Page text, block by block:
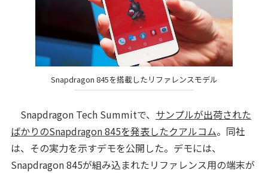
Snapdragon 845を搭載したリファレンスモデル
Snapdragon Tech Summitで、 サンプルが出荷された
ばかりのSnapdragon 845を発表したクアルコム。同社
は、その実力を示すデモを公開した。デモには、
Snapdragon 845が組み込まれたリファレンス用の端末が